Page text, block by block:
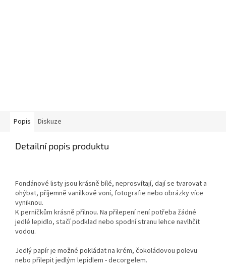
Popis Diskuze
Detailní popis produktu
Fondánové listy jsou krásně bílé, neprosvítají, dají se tvarovat a
ohýbat, příjemně vanilkově voní, fotografie nebo obrázky více
vyniknou.
K perníčkům krásně přilnou. Na přilepení není potřeba žádné
jedlé lepidlo, stačí podklad nebo spodní stranu lehce navlhčit
vodou.
Jedlý papír je možné pokládat na krém, čokoládovou polevu
nebo přilepit jedlým lepidlem - decorgelem.